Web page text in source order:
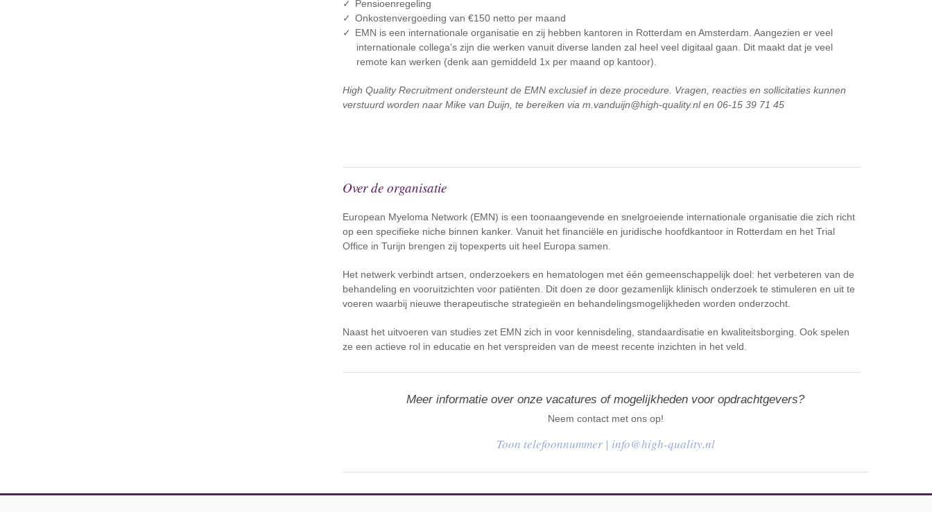
Pensioenregeling
Onkostenvergoeding van €150 netto per maand
EMN is een internationale organisatie en zij hebben kantoren in Rotterdam en Amsterdam. Aangezien er veel
internationale collega's zijn die werken vanuit diverse landen zal heel veel digitaal gaan. Dit maakt dat je veel
remote kan werken (denk aan gemiddeld 1x per maand op kantoor).
High Quality Recruitment ondersteunt de EMN exclusief in deze procedure. Vragen, reacties en sollicitaties kunnen
verstuurd worden naar Mike van Duijn, te bereiken via m.vanduijn@high-quality.nl en 06-15 39 71 45
Over de organisatie
European Myeloma Network (EMN) is een toonaangevende en snelgroeiende internationale organisatie die zich richt
op een specifieke niche binnen kanker. Vanuit het financiële en juridische hoofdkantoor in Rotterdam en het Trial
Office in Turijn brengen zij topexperts uit heel Europa samen.
Het netwerk verbindt artsen, onderzoekers en hematologen met één gemeenschappelijk doel: het verbeteren van de
behandeling en vooruitzichten voor patiënten. Dit doen ze door gezamenlijk klinisch onderzoek te stimuleren en uit te
voeren waarbij nieuwe therapeutische strategieën en behandelingsmogelijkheden worden onderzocht.
Naast het uitvoeren van studies zet EMN zich in voor kennisdeling, standaardisatie en kwaliteitsborging. Ook spelen
ze een actieve rol in educatie en het verspreiden van de meest recente inzichten in het veld.
Meer informatie over onze vacatures of mogelijkheden voor opdrachtgevers?
Neem contact met ons op!
| info@high-quality.nl